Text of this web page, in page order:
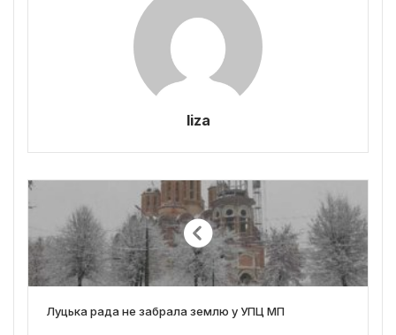
liza
Луцька рада не забрала землю у УПЦ МП